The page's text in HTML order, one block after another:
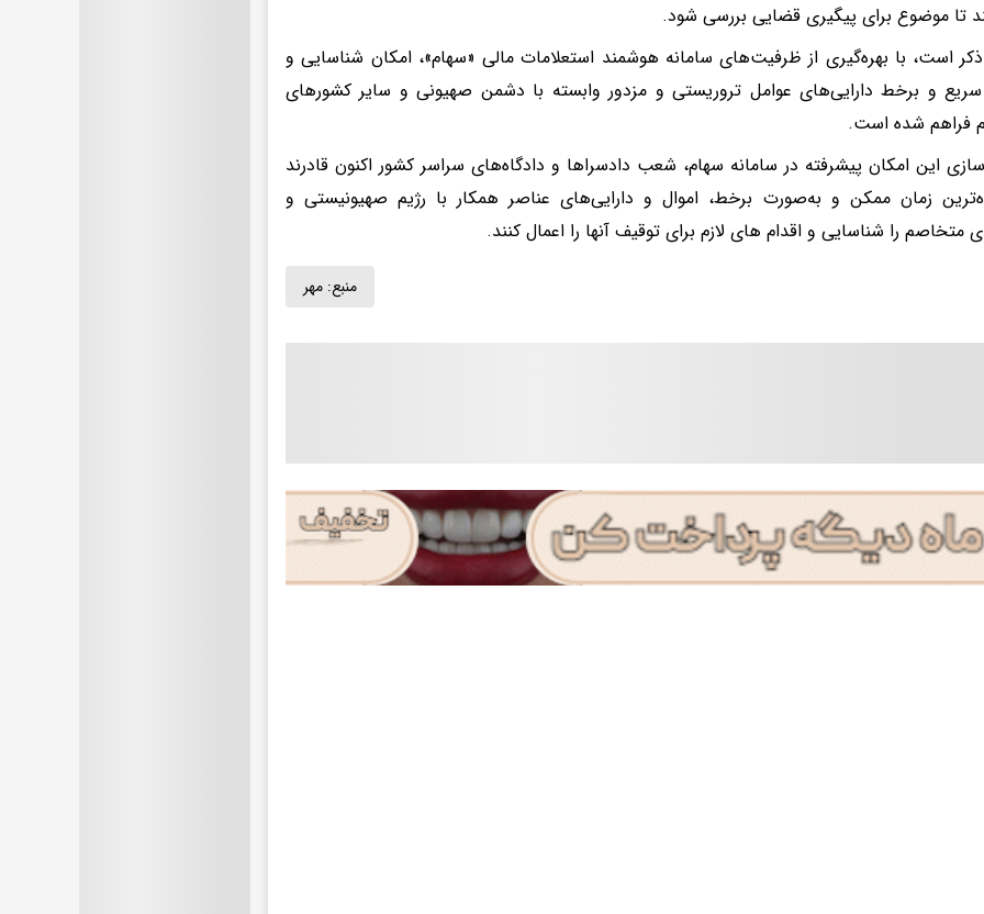
تا موضوع برای پیگیری قضایی بررسی شود.
ذکر است، با بهره‌گیری از ظرفیت‌های سامانه هوشمند استعلامات مالی «سهام»، امکان شناسایی و
و برخط دارایی‌های عوامل تروریستی و مزدور وابسته با دشمن صهیونی و سایر کشورهای
فراهم شده است.
این امکان پیشرفته در سامانه سهام، شعب دادسراها و دادگاه‌های سراسر کشور اکنون قادرند
زمان ممکن و به‌صورت برخط، اموال و دارایی‌های عناصر همکار با رژیم صهیونیستی و
متخاصم را شناسایی و اقدام های لازم برای توقیف آنها را اعمال کنند.
منبع: مهر